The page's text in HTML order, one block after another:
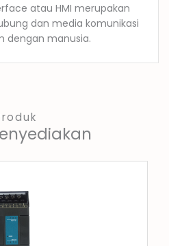
atau HMI merupakan
dan media komunikasi
dengan manusia.